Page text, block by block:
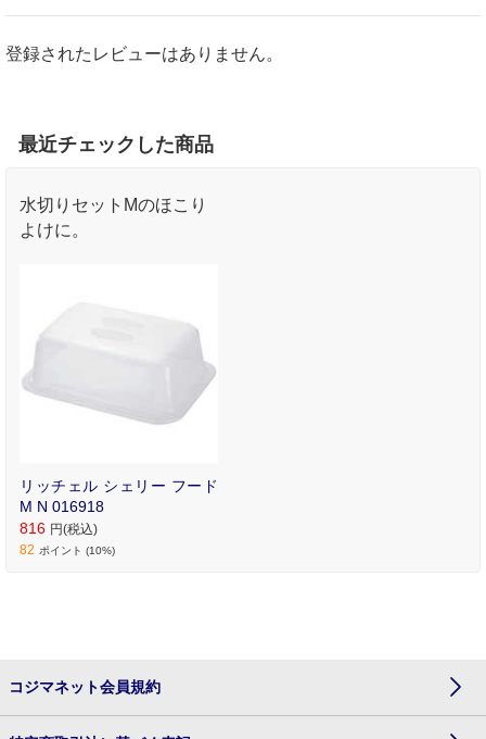
登録されたレビューはありません。
最近チェックした商品
水切りセットMのほこり
よけに。
リッチェル シェリー フード
M N 016918
816 円(税込)
82 ポイント (10%)
コジマネット会員規約